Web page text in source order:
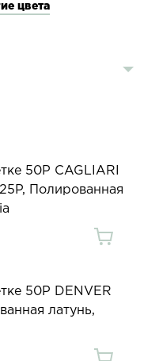
цвета
50P CAGLIARI
Полированная
50P DENVER
латунь,